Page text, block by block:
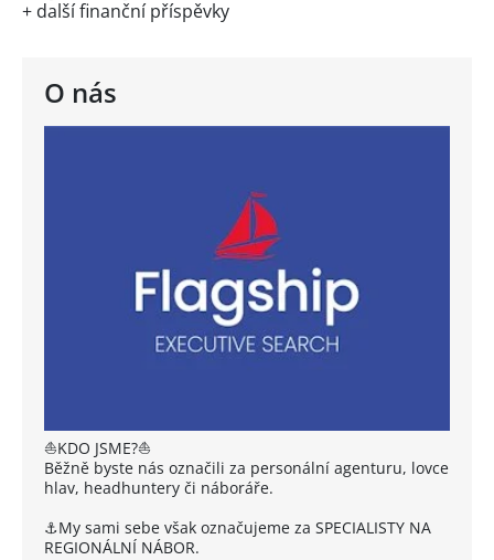
O nás
⛵KDO JSME?⛵
Běžně byste nás označili za personální agenturu, lovce
hlav, headhuntery či náboráře.
⚓My sami sebe však označujeme za SPECIALISTY NA
REGIONÁLNÍ NÁBOR.
+ další finanční příspěvky